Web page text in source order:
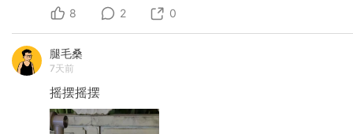
8 2 0
腿毛桑
7天前
摇摆摇摆